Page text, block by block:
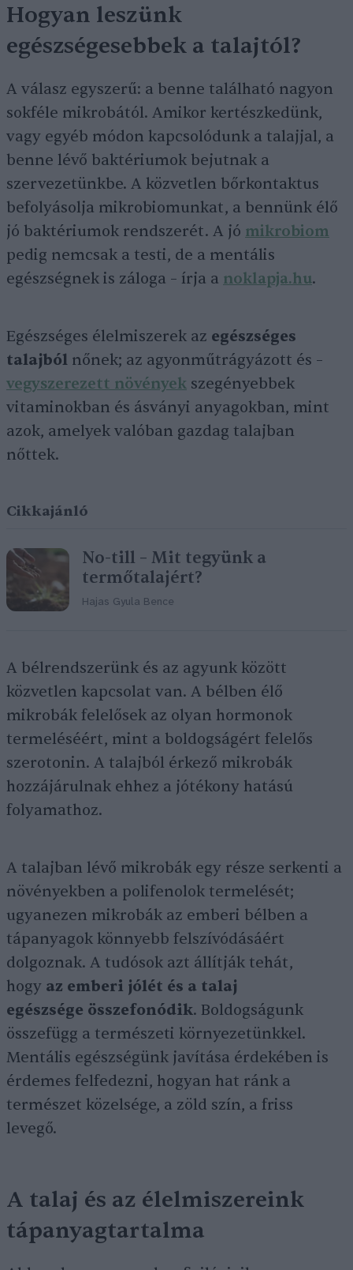
Hogyan leszünk
egészségesebbek a talajtól?
A válasz egyszerű: a benne található nagyon
sokféle mikrobától. Amikor kertészkedünk,
vagy egyéb módon kapcsolódunk a talajjal, a
benne lévő baktériumok bejutnak a
szervezetünkbe. A közvetlen bőrkontaktus
befolyásolja mikrobiomunkat, a bennünk élő
jó baktériumok rendszerét. A jó mikrobiom
pedig nemcsak a testi, de a mentális
egészségnek is záloga – írja a noklapja.hu.
Egészséges élelmiszerek az egészséges
talajból nőnek; az agyonműtrágyázott és –
vegyszerezett növények szegényebbek
vitaminokban és ásványi anyagokban, mint
azok, amelyek valóban gazdag talajban
nőttek.
Cikkajánló
No-till – Mit tegyünk a
termőtalajért?
Hajas Gyula Bence
A bélrendszerünk és az agyunk között
közvetlen kapcsolat van. A bélben élő
mikrobák felelősek az olyan hormonok
termeléséért, mint a boldogságért felelős
szerotonin. A talajból érkező mikrobák
hozzájárulnak ehhez a jótékony hatású
folyamathoz.
A talajban lévő mikrobák egy része serkenti a
növényekben a polifenolok termelését;
ugyanezen mikrobák az emberi bélben a
tápanyagok könnyebb felszívódásáért
dolgoznak. A tudósok azt állítják tehát,
hogy az emberi jólét és a talaj
egészsége összefonódik. Boldogságunk
összefügg a természeti környezetünkkel.
Mentális egészségünk javítása érdekében is
érdemes felfedezni, hogyan hat ránk a
természet közelsége, a zöld szín, a friss
levegő.
A talaj és az élelmiszereink
tápanyagtartalma